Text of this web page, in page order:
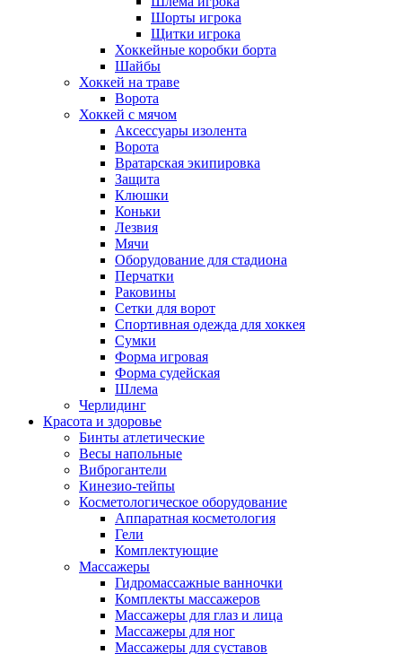
Шорты игрока
Щитки игрока
Хоккейные коробки борта
Шайбы
Хоккей на траве
Ворота
Хоккей с мячом
Аксессуары изолента
Ворота
Вратарская экипировка
Защита
Клюшки
Коньки
Лезвия
Мячи
Оборудование для стадиона
Перчатки
Раковины
Сетки для ворот
Спортивная одежда для хоккея
Сумки
Форма игровая
Форма судейская
Шлема
Черлидинг
Красота и здоровье
Бинты атлетические
Весы напольные
Виброгантели
Кинезио-тейпы
Косметологическое оборудование
Аппаратная косметология
Гели
Комплектующие
Массажеры
Гидромассажные ванночки
Комплекты массажеров
Массажеры для глаз и лица
Массажеры для ног
Массажеры для суставов